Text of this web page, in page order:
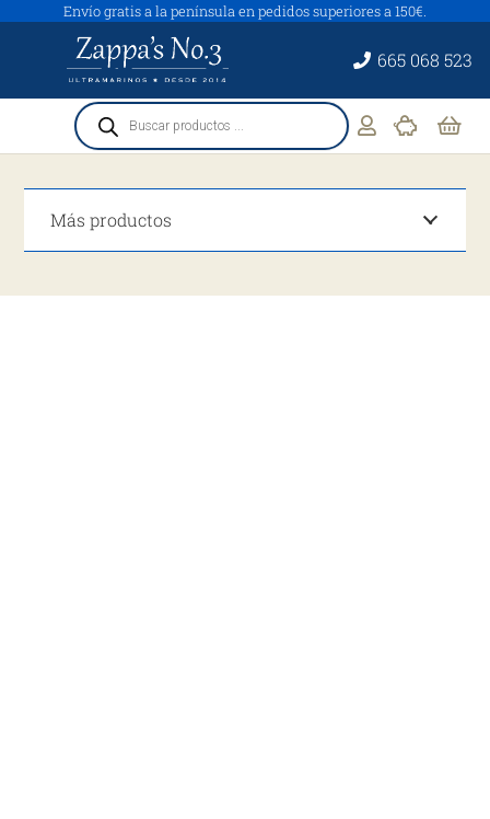
Envío gratis a la península en pedidos superiores a 150€.
665 068 523
Búsqueda
de
productos
Más productos